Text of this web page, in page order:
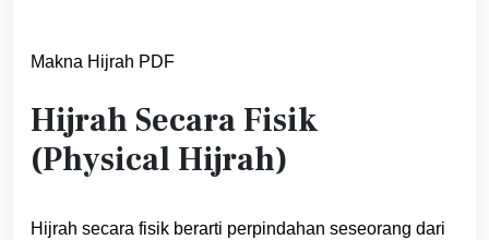
Makna Hijrah PDF
Hijrah Secara Fisik
(Physical Hijrah)
Hijrah secara fisik berarti perpindahan seseorang dari